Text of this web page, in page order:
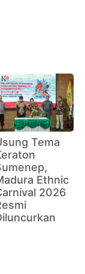
Tema
Ethnic
2026